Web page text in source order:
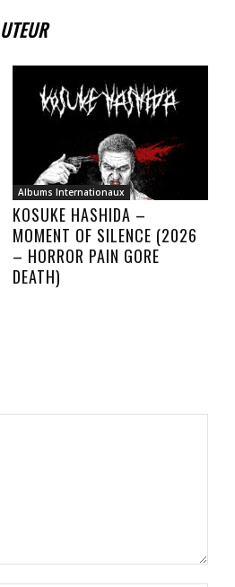
Albums Internationaux
KOSUKE HASHIDA –
MOMENT OF SILENCE (2026
– HORROR PAIN GORE
DEATH)